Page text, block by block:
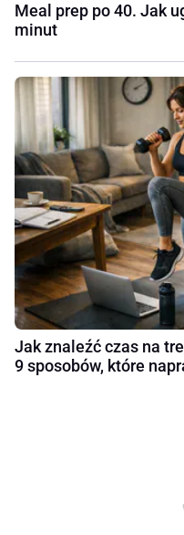
Meal prep po 40. Jak
minut
Jak znaleźć czas na
9 sposobów, które